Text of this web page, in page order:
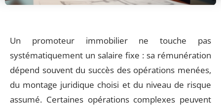
Un promoteur immobilier ne touche pas
systématiquement un salaire fixe : sa rémunération
dépend souvent du succès des opérations menées,
du montage juridique choisi et du niveau de risque
assumé. Certaines opérations complexes peuvent